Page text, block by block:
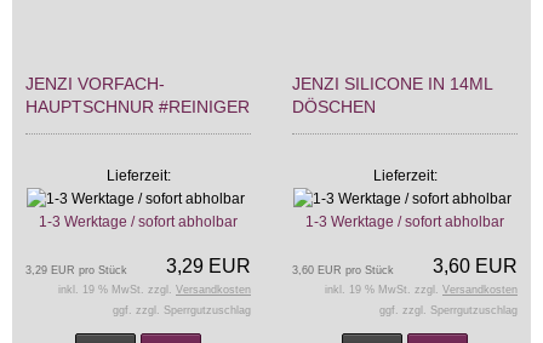
JENZI VORFACH-
HAUPTSCHNUR #REINIGER
Lieferzeit:
1-3 Werktage / sofort abholbar
3,29 EUR
3,29 EUR pro Stück
inkl. 19 % MwSt. zzgl. Versandkosten
ggf. zzgl. Sperrgutzuschlag
JENZI SILICONE IN 14ML
DÖSCHEN
Lieferzeit:
1-3 Werktage / sofort abholbar
3,60 EUR
3,60 EUR pro Stück
inkl. 19 % MwSt. zzgl. Versandkosten
ggf. zzgl. Sperrgutzuschlag